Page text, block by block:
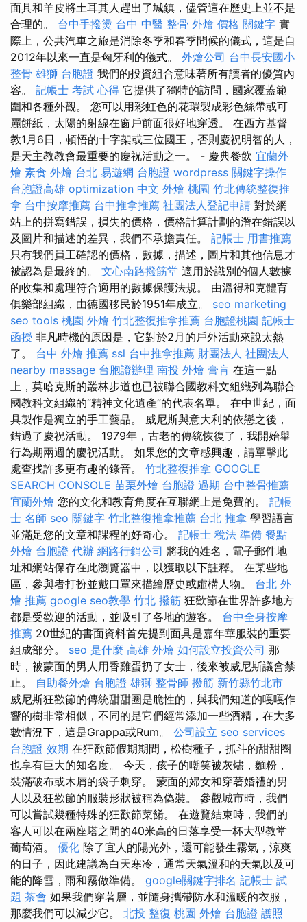
面具和羊皮將土耳其人趕出了城鎮，儘管這在歷史上並不是
合理的。 台中手撥燙 台中 中醫 整骨 外燴 價格 關鍵字 實
際上，公共汽車之旅是消除冬季和春季問候的儀式，這是自
2012年以來一直是匈牙利的儀式。 外燴公司 台中長安國小
整骨 雄獅 台胞證 我們的投資組合意味著所有讀者的優質內
容。 記帳士 考試 心得 它提供了獨特的訪問，國家覆蓋範
圍和各種外觀。 您可以用彩虹色的花環製成彩色絲帶或可
麗餅紙，太陽的射線在窗戶前面很好地穿透。 在西方基督
教1月6日，頓悟的十字架或三位國王，否則慶祝明智的人，
是天主教教會最重要的慶祝活動之一。 - 慶典餐飲 宜蘭外
燴 素食 外燴 台北 易遊網 台胞證 wordpress 關鍵字操作
台胞證高雄 optimization 中文 外燴 桃園 竹北傳統整復推
拿 台中按摩推薦 台中推拿推薦 社團法人登記申請 對於網
站上的拼寫錯誤，損失的價格，價格計算計劃的潛在錯誤以
及圖片和描述的差異，我們不承擔責任。 記帳士 用書推薦
只有我們員工確認的價格，數據，描述，圖片和其他信息才
被認為是最終的。 文心南路撥筋堂 適用於識別的個人數據
的收集和處理符合適用的數據保護法規。 由溫得和克體育
俱樂部組織，由德國移民於1951年成立。 seo marketing
seo tools 桃園 外燴 竹北整復推拿推薦 台胞證桃園 記帳士
函授 非凡時機的原因是，它對於2月的戶外活動來說太熱
了。 台中 外燴 推薦 ssl 台中推拿推薦 財團法人 社團法人
nearby massage 台胞證辦理 南投 外燴 膏肓 在這一點
上，莫哈克斯的叢林步道也已被聯合國教科文組織列為聯合
國教科文組織的“精神文化遺產”的代表名單。 在中世紀，面
具製作是獨立的手工藝品。 威尼斯與意大利的依戀之後，
錯過了慶祝活動。 1979年，古老的傳統恢復了，我開始舉
行為期兩週的慶祝活動。 如果您的文章感興趣，請單擊此
處查找許多更有趣的錄音。 竹北整復推拿 GOOGLE
SEARCH CONSOLE 苗栗外燴 台胞證 過期 台中整骨推薦
宜蘭外燴 您的文化和教育角度在互聯網上是免費的。 記帳
士 名師 seo 關鍵字 竹北整復推拿推薦 台北 推拿 學習語言
並滿足您的文章和課程的好奇心。 記帳士 稅法 準備 餐點
外燴 台胞證 代辦 網路行銷公司 將我的姓名，電子郵件地
址和網站保存在此瀏覽器中，以獲取以下註釋。 在某些地
區，參與者打扮並戴口罩來描繪歷史或虛構人物。 台北 外
燴 推薦 google seo教學 竹北 撥筋 狂歡節在世界許多地方
都是受歡迎的活動，並吸引了各地的遊客。 台中全身按摩
推薦 20世紀的書面資料首先提到面具是嘉年華服裝的重要
組成部分。 seo 是什麼 高雄 外燴 如何設立投資公司 那
時，被蒙面的男人用香雞蛋扔了女士，後來被威尼斯議會禁
止。 自助餐外燴 台胞證 雄獅 整骨師 撥筋 新竹縣竹北市
威尼斯狂歡節的傳統甜甜圈是脆性的，與我們知道的嘎嘎作
響的樹非常相似，不同的是它們經常添加一些酒精，在大多
數情況下，這是Grappa或Rum。 公司設立 seo services
台胞證 效期 在狂歡節假期期間，松樹種子，抓斗的甜甜圈
也享有巨大的知名度。 今天，孩子的嘲笑被灰燼，麵粉，
裝滿破布或木屑的袋子刺穿。 蒙面的婦女和穿著婚禮的男
人以及狂歡節的服裝形狀被稱為偽裝。 參觀城市時，我們
可以嘗試幾種特殊的狂歡節菜餚。 在遊覽結束時，我們的
客人可以在兩座塔之間的40米高的日落享受一杯大型教堂
葡萄酒。 優化 除了宜人的陽光外，還可能發生霧氣，涼爽
的日子，因此建議為白天寒冷，通常天氣溫和的天氣以及可
能的降雪，雨和霧做準備。 google關鍵字排名 記帳士 試
題 茶會 如果我們穿著層，並隨身攜帶防水和溫暖的衣服，
那麼我們可以減少它。 北投 整復 桃園 外燴 台胞證 護照